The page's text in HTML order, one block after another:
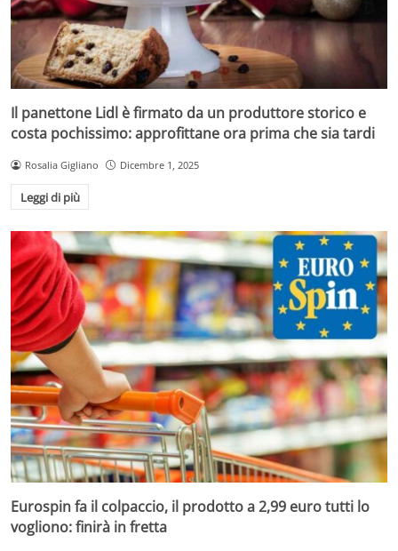
Il panettone Lidl è firmato da un produttore storico e
costa pochissimo: approfittane ora prima che sia tardi
Rosalia Gigliano Dicembre 1, 2025
Leggi di più
Eurospin fa il colpaccio, il prodotto a 2,99 euro tutti lo
vogliono: finirà in fretta